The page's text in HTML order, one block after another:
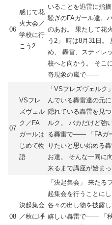
06
感じて花
火大会／
学校に行
こう2
いることを迅雷に指
騒ぎのFAガール達。
のあお。 果たして花
う2」 時は8月31日。
め、 轟雷、スティレ
校へと向かう。 そこ
奇現象の嵐で――
07
VSフレ
ズヴェル
ク／FA
ガールは
じめて物
語
「VSフレズヴェルク
んでいる轟雷達の元
隠れている轟雷を見
ルク。 バカだけど強
る轟雷で―― 「FAガ
りたいと思い始める
お達。 そんな一同に
来るまで講座が始ま
08
決起集会
／秋に呼
「決起集会」 来たる
起集会を行うことに
各々の出し物を披露
嬉しい轟雷で―― 「